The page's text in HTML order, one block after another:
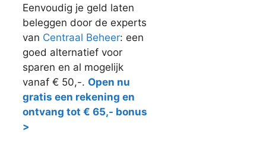
Eenvoudig je geld laten
beleggen door de experts
van Centraal Beheer: een
goed alternatief voor
sparen en al mogelijk
vanaf € 50,-. Open nu
gratis een rekening en
ontvang tot € 65,- bonus
>